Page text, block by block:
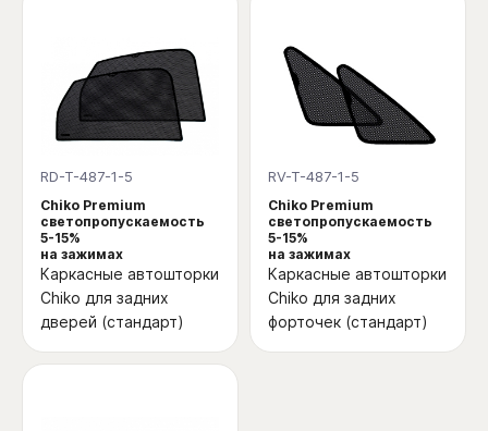
RD-T-487-1-5
Chiko Premium
светопропускаемость
5-15%
на зажимах
Каркасные автошторки
Chiko для задних
дверей (стандарт)
RV-T-487-1-5
Chiko Premium
светопропускаемость
5-15%
на зажимах
Каркасные автошторки
Chiko для задних
форточек (стандарт)